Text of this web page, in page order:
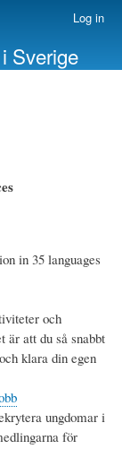
Log in
Sverige
in 35 languages
och
är att du så snabbt
klara din egen
ungdomar i
för